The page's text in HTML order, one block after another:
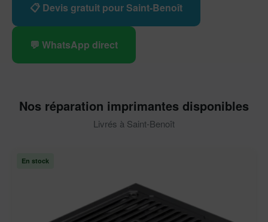
📋 Devis gratuit pour Saint-Benoît
💬 WhatsApp direct
Nos réparation imprimantes disponibles
Livrés à Saint-Benoît
En stock